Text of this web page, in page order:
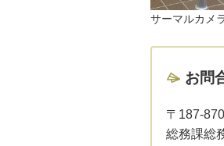
サーマルカメ
お問
〒187-
総務課総